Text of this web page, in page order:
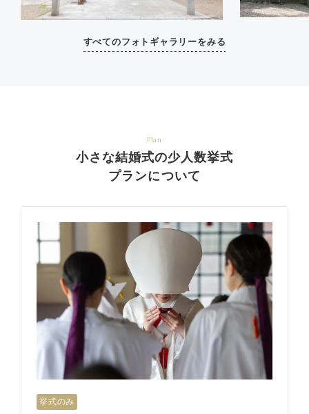
すべてのフォトギャラリーをみる
Plan
小さな結婚式の少人数挙式
プランについて
挙式のみ